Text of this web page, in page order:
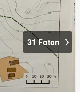
31 Foton